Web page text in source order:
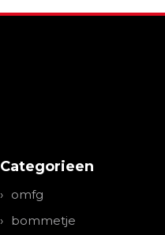
Categorieen
omfg
bommetje